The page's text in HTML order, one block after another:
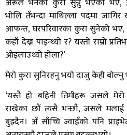
अरूले भनेको कुरा सुन्नु भएको भए,
भोलि तँभन्दा माथिल्ला पदमा
आफन्त, घरपरिवारका कुरा सुनेको
कहाँ देख्न पाइन्थ्यो र? यस्तो राम्रो
ओइलाउथ्यो होला?’
मेरो कुरा सुनिरहनु भयो दाजु केही बोल्नु
‘यस्तै हो बहिनी तिमीहरू जसले मेरो
राखेका छौं त्यसै भन्छौं, जसले
बुझ्दैन। अँ साँच्चि ज्वाइँको पनि